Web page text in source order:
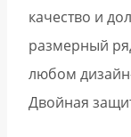
качество и
размерный
любом
Двойная